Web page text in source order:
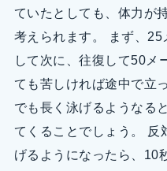
ていたとしても、体力が
考えられます。 まず、
して次に、往復して50メ
ても苦しければ途中で立
でも長く泳げるようなる
てくることでしょう。 反
げるようになったら、10